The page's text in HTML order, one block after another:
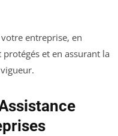
entreprise, en
et en assurant la